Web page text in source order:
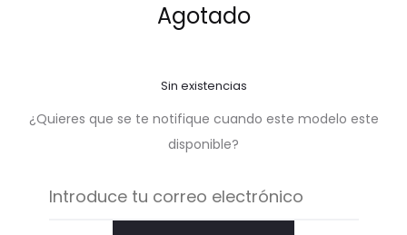
Agotado
Sin existencias
¿Quieres que se te notifique cuando este modelo este
disponible?